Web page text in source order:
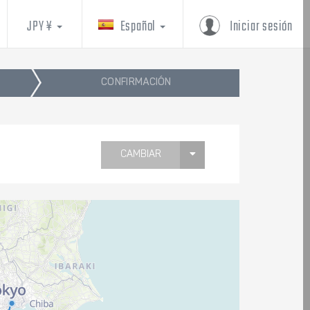
Iniciar sesión
Español
JPY ¥
CONFIRMACIÓN
CAMBIAR